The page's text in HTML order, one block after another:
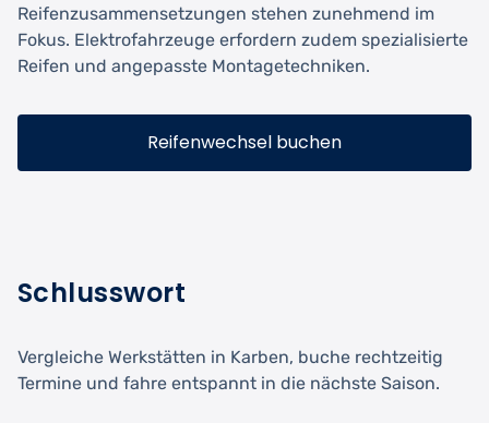
Reifenzusammensetzungen stehen zunehmend im
Fokus. Elektrofahrzeuge erfordern zudem spezialisierte
Reifen und angepasste Montagetechniken.
Reifenwechsel buchen
Schlusswort
Vergleiche Werkstätten in Karben, buche rechtzeitig
Termine und fahre entspannt in die nächste Saison.